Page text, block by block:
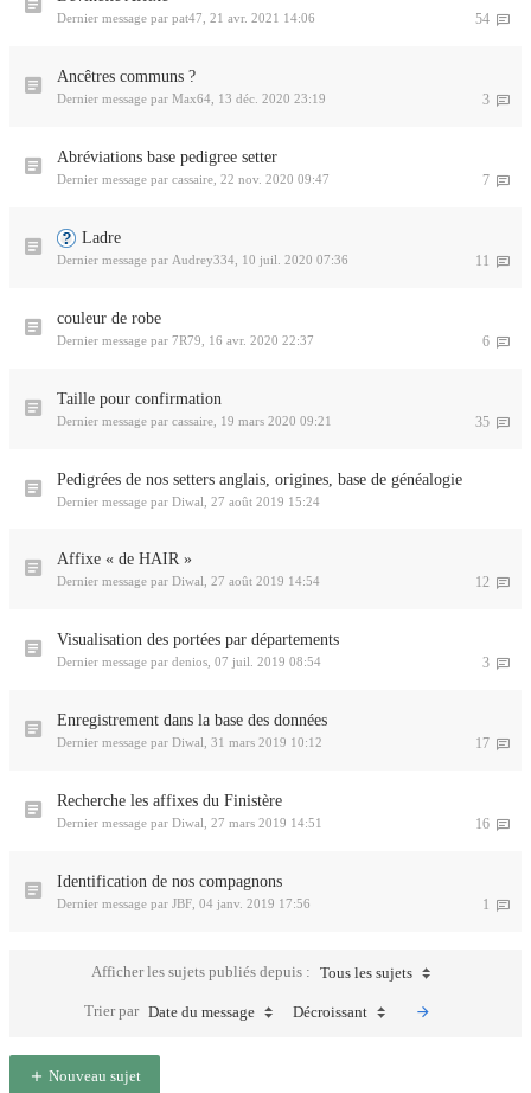
54
Dernier message par pat47 21 avr. 2021 14:06
Ancêtres communs ?
3
Dernier message par Max64 13 déc. 2020 23:19
Abréviations base pedigree setter
7
Dernier message par cassaire 22 nov. 2020 09:47
Ladre
11
Dernier message par Audrey334 10 juil. 2020 07:36
couleur de robe
6
Dernier message par 7R79 16 avr. 2020 22:37
Taille pour confirmation
35
Dernier message par cassaire 19 mars 2020 09:21
Pedigrées de nos setters anglais, origines, base de généalogie
Dernier message par Diwal 27 août 2019 15:24
Affixe « de HAIR »
12
Dernier message par Diwal 27 août 2019 14:54
Visualisation des portées par départements
3
Dernier message par denios 07 juil. 2019 08:54
Enregistrement dans la base des données
17
Dernier message par Diwal 31 mars 2019 10:12
Recherche les affixes du Finistère
16
Dernier message par Diwal 27 mars 2019 14:51
Identification de nos compagnons
1
Dernier message par JBF 04 janv. 2019 17:56
Afficher les sujets publiés depuis : Tous les sujets
Trier par Date du message Décroissant
Nouveau sujet